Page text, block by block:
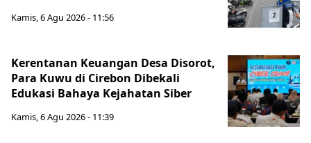
Kamis, 6 Agu 2026 - 11:56
Kerentanan Keuangan Desa Disorot,
Para Kuwu di Cirebon Dibekali
Edukasi Bahaya Kejahatan Siber
Kamis, 6 Agu 2026 - 11:39